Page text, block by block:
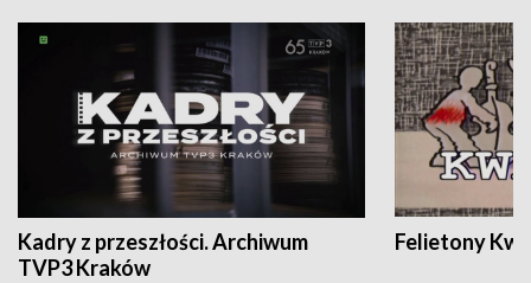
Kadry z przeszłości. Archiwum
TVP3 Kraków
Felietony